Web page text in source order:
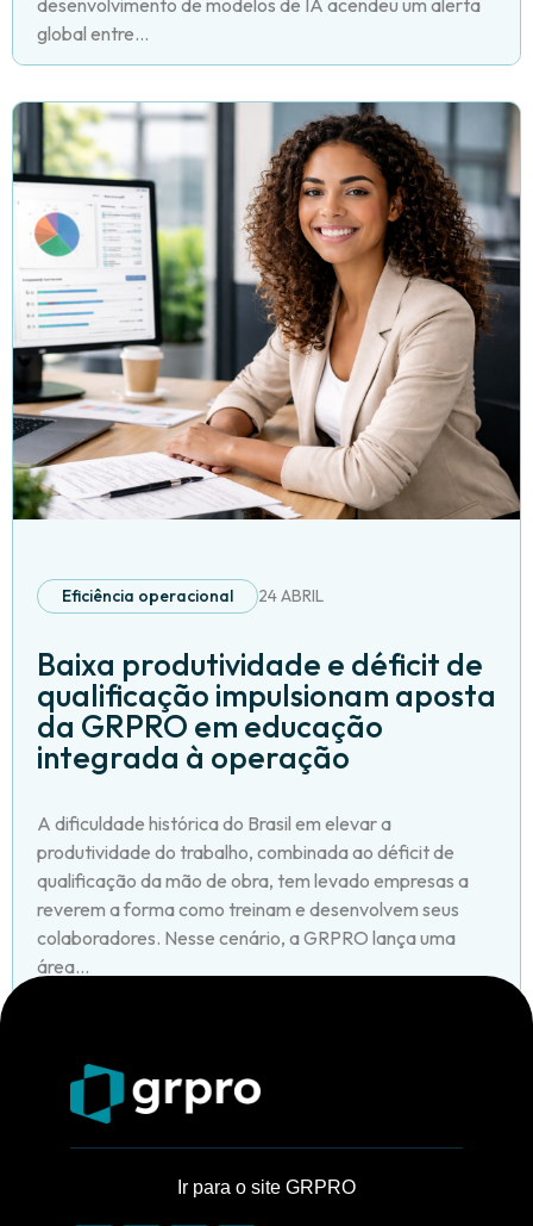
global entre...
Eficiência operacional 24 ABRIL
Baixa produtividade e déficit de
qualificação impulsionam aposta
da GRPRO em educação
integrada à operação
A dificuldade histórica do Brasil em elevar a
produtividade do trabalho, combinada ao déficit de
qualificação da mão de obra, tem levado empresas a
reverem a forma como treinam e desenvolvem seus
colaboradores. Nesse cenário, a GRPRO lança uma
área...
Ir para o site GRPRO